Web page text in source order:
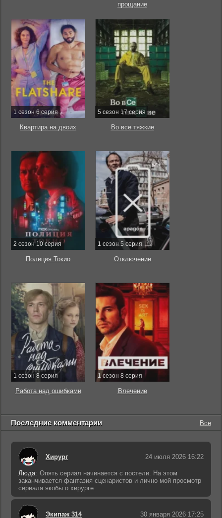
прощание
1 сезон 6 серия
Квартира на двоих
5 сезон 17 серия
Во все тяжкие
2 сезон 10 серия
Полиция Токио
1 сезон 5 серия
Отключение
1 сезон 8 серия
Работа над ошибками
1 сезон 8 серия
Влечение
Последние комментарии Все
Хирург 24 июля 2026 16:22
Люда: Опять сериал начинается с постели. На этом
заканчивается фантазия сценаристов и лично мой просмотр
сериала якобы о хирурге.
Экипаж 314 30 января 2026 17:25